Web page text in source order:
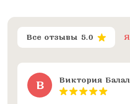
Все отзывы 5.0
В Виктория